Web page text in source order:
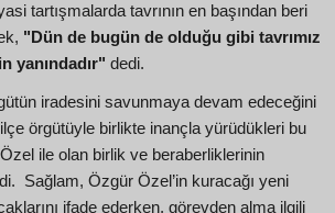
tartışmalarda tavrının en başından beri
"Dün de bugün de olduğu gibi tavrımız
yanındadır" dedi.
iradesini savunmaya devam edeceğini
örgütüyle birlikte inançla yürüdükleri bu
ile olan birlik ve beraberliklerinin
Sağlam, Özgür Özel’in kuracağı yeni
ifade ederken, görevden alma ilgili